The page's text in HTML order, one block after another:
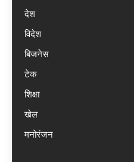
देश
विदेश
बिजनेस
टेक
शिक्षा
खेल
मनोरंजन